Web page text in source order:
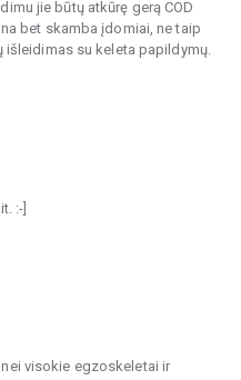
jie būtų atkūrę gerą COD
bet skamba įdomiai, ne taip
su keleta papildymų.
:-]
visokie egzoskeletai ir